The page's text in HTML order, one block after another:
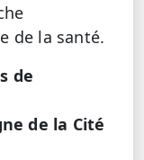
de la santé.
de
de la Cité